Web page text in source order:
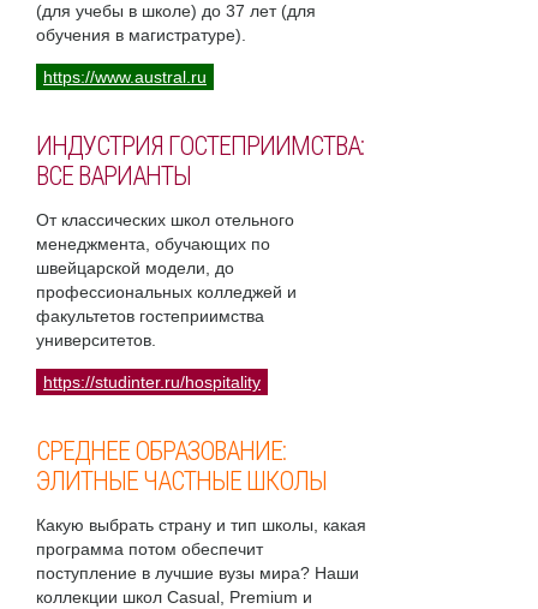
(для учебы в школе) до 37 лет (для
обучения в магистратуре).
https://www.austral.ru
ИНДУСТРИЯ ГОСТЕПРИИМСТВА:
ВСЕ ВАРИАНТЫ
От классических школ отельного
менеджмента, обучающих по
швейцарской модели, до
профессиональных колледжей и
факультетов гостеприимства
университетов.
https://studinter.ru/hospitality
СРЕДНЕЕ ОБРАЗОВАНИЕ:
ЭЛИТНЫЕ ЧАСТНЫЕ ШКОЛЫ
Какую выбрать страну и тип школы, какая
программа потом обеспечит
поступление в лучшие вузы мира? Наши
коллекции школ Casual, Premium и